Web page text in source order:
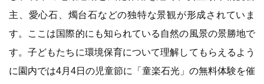
主、愛心石、燭台石などの独特な景観が形成されていま
す。ここは国際的にも知られている自然の風景の景勝地で
す。子どもたちに環境保育について理解してもらえるよう
に園内では4月4日の児童節に「童楽石光」の無料体験を催